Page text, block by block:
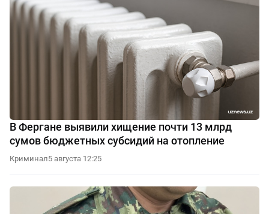
В Фергане выявили хищение почти 13 млрд
сумов бюджетных субсидий на отопление
Криминал5 августа 12:25